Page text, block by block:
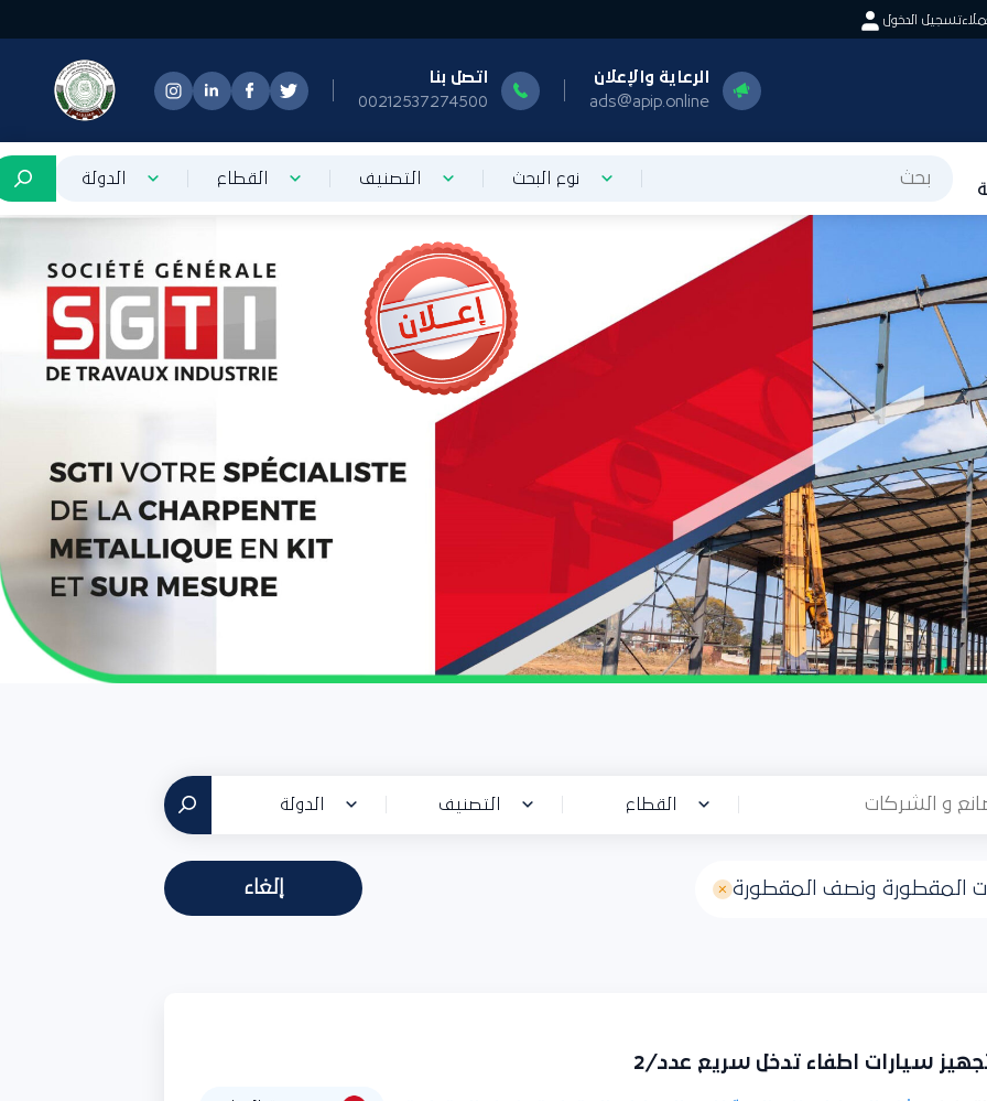
تسجيل الدخول
الرعاية والإعلان
ads@apip.online
اتصل بنا
00212537274500
نوع البحث التصنيف القطاع الدولة
القطاع التصنيف الدولة
المقطورة ونصف المقطورة إلغاء
سيارات اطفاء تدخل سريع عدد/2